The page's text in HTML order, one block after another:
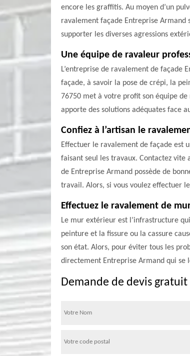
encore les graffitis. Au moyen d’un
ravalement façade Entreprise Armand
supporter les diverses agressions
Une équipe de ravaleur
L’entreprise de ravalement de façade
façade, à savoir la pose de crépi, la
76750 met à votre profit son équipe de
apporte des solutions adéquates face
Confiez à l’artisan le
Effectuer le ravalement de façade est
faisant seul les travaux. Contactez vite
de Entreprise Armand possède de
travail. Alors, si vous voulez effectuer
Effectuez le ravalement de
Le mur extérieur est l’infrastructure
peinture et la fissure ou la cassure
son état. Alors, pour éviter tous les
directement Entreprise Armand qui se
Demande de devis gratuit